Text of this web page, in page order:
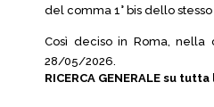
del comma 1° bis dello stesso
Così deciso in Roma,
28/05/2026.
RICERCA GENERALE su